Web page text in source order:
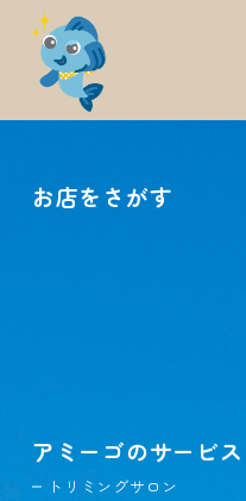
お店をさがす
アミーゴのサービス
トリミングサロン